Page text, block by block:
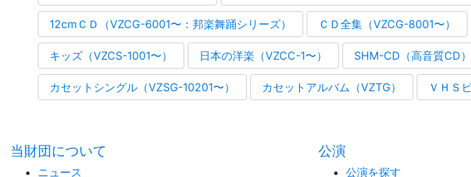
12cmＣＤ（VZCG-6001〜：邦楽舞踊シリーズ） ＣＤ全集（VZCG-8001〜）
キッズ（VZCS-1001〜） 日本の洋楽（VZCC-1〜） SHM-CD（高音質CD）
カセットシングル（VZSG-10201〜） カセットアルバム（VZTG） ＶＨＳ
当財団について
ニュース
公演
公演を探す